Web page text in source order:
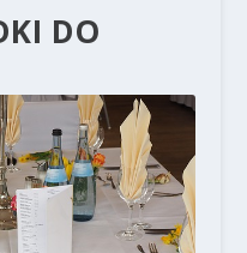
DO